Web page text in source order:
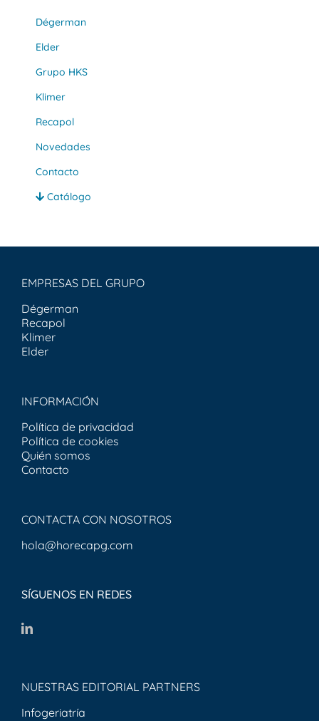
Dégerman
Elder
Grupo HKS
Klimer
Recapol
Novedades
Contacto
Catálogo
EMPRESAS DEL GRUPO
Dégerman
Recapol
Klimer
Elder
INFORMACIÓN
Política de privacidad
Política de cookies
Quién somos
Contacto
CONTACTA CON NOSOTROS
hola@horecapg.com
SÍGUENOS EN REDES
NUESTRAS EDITORIAL PARTNERS
Infogeriatría